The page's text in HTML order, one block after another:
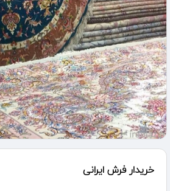
خریدار فرش ایرانی